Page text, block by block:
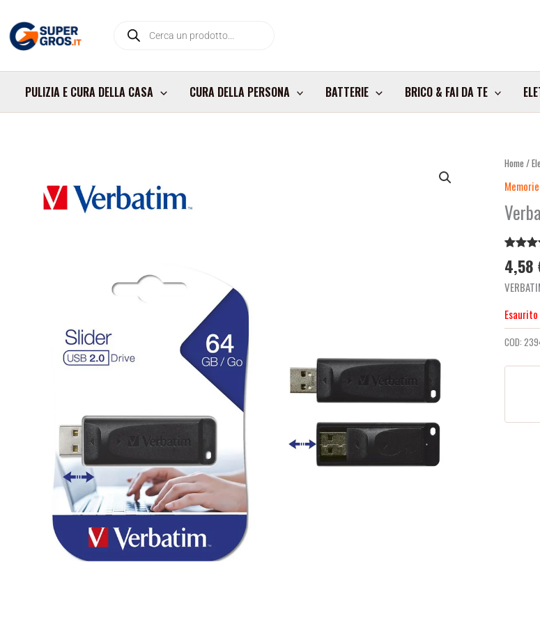
contenuto
search
PULIZIA E CURA DELLA CASA CURA DELLA PERSONA BATTERIE BRICO & FAI DA TE
Home /
5.00su
su
di
4,58
Esaurito
COD: